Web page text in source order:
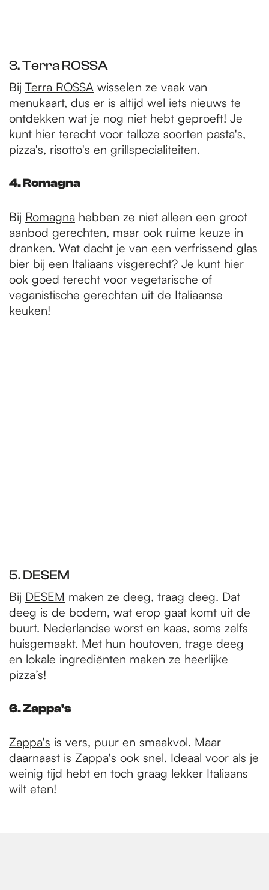
3. Terra ROSSA
Bij Terra ROSSA wisselen ze vaak van
menukaart, dus er is altijd wel iets nieuws te
ontdekken wat je nog niet hebt geproeft! Je
kunt hier terecht voor talloze soorten pasta's,
pizza's, risotto's en grillspecialiteiten.
4. Romagna
Bij Romagna hebben ze niet alleen een groot
aanbod gerechten, maar ook ruime keuze in
dranken. Wat dacht je van een verfrissend glas
bier bij een Italiaans visgerecht? Je kunt hier
ook goed terecht voor vegetarische of
veganistische gerechten uit de Italiaanse
keuken!
5. DESEM
Bij DESEM maken ze deeg, traag deeg. Dat
deeg is de bodem, wat erop gaat komt uit de
buurt. Nederlandse worst en kaas, soms zelfs
huisgemaakt. Met hun houtoven, trage deeg
en lokale ingrediënten maken ze heerlijke
pizza’s!
6. Zappa's
Zappa's is vers, puur en smaakvol. Maar
daarnaast is Zappa's ook snel. Ideaal voor als je
weinig tijd hebt en toch graag lekker Italiaans
wilt eten!